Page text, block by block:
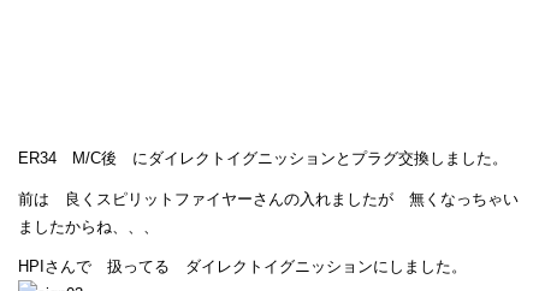
ER34 M/C後 にダイレクトイグニッションとプラグ交換しました。
前は 良くスピリットファイヤーさんの入れましたが 無くなっちゃい
ましたからね、、、
HPIさんで 扱ってる ダイレクトイグニッションにしました。